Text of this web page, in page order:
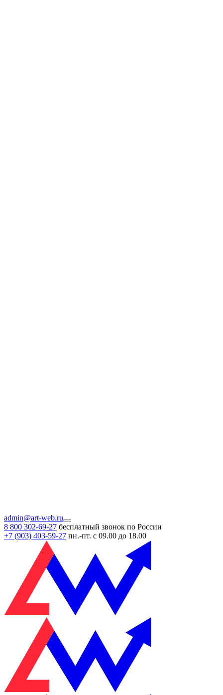
admin@art-web.ru
8 800 302-69-27 бесплатный звонок по России
+7 (903) 403-59-27 пн.-пт. с 09.00 до 18.00